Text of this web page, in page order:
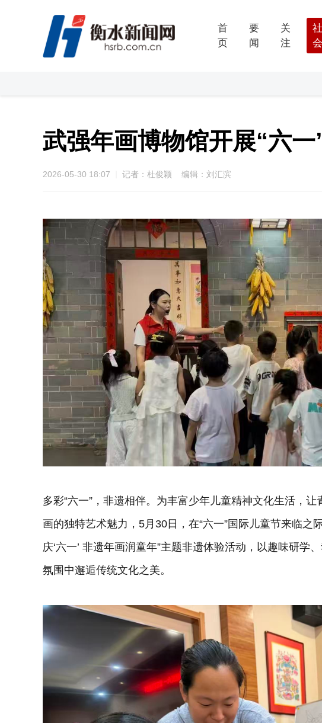
首
页
要
闻
关
注
社
会
武强年画博物馆开展“六
2026-05-30 18:07 记者：杜俊颖 编辑：刘汇滨
多彩“六一”，非遗相伴。为丰富少年儿童精神文化生活，
画的独特艺术魅力，5月30日，在“六一”国际儿童节来临之
庆‘六一’ 非遗年画润童年”主题非遗体验活动，以趣味研学
氛围中邂逅传统文化之美。